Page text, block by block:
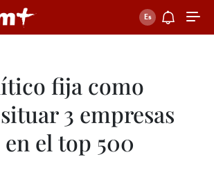
fija como
3 empresas
en el top 500